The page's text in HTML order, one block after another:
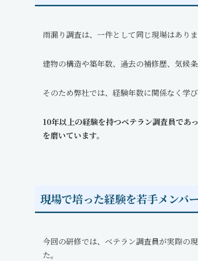
雨漏り調査は、一件として同じ現場はありま
建物の構造や築年数、過去の補修歴、気候
そのため弊社では、経験年数に関係なく学
10年以上の経験を持つベテラン調査員であ
を磨いています。
現場で培った経験を若手メンバ
今回の研修では、ベテラン調査員が実際の
た。